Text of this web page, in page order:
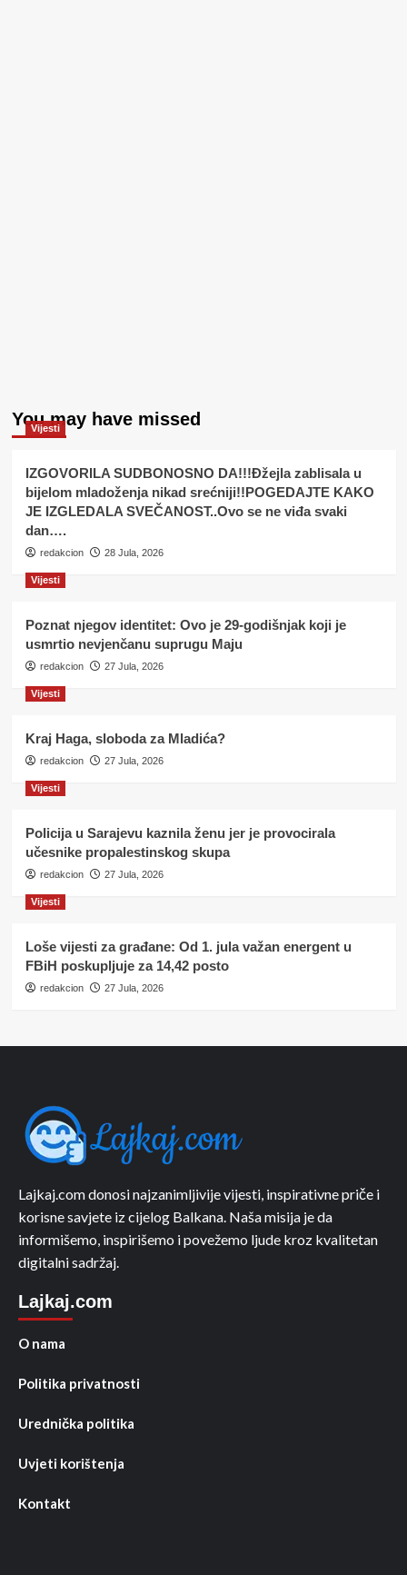
You may have missed
Vijesti
IZGOVORILA SUDBONOSNO DA!!!Đžejla zablisala u
bijelom mladoženja nikad srećniji!!POGEDAJTE KAKO
JE IZGLEDALA SVEČANOST..Ovo se ne viđa svaki
dan….
redakcion 28 Jula, 2026
Vijesti
Poznat njegov identitet: Ovo je 29-godišnjak koji je
usmrtio nevjenčanu suprugu Maju
redakcion 27 Jula, 2026
Vijesti
Kraj Haga, sloboda za Mladića?
redakcion 27 Jula, 2026
Vijesti
Policija u Sarajevu kaznila ženu jer je provocirala
učesnike propalestinskog skupa
redakcion 27 Jula, 2026
Vijesti
Loše vijesti za građane: Od 1. jula važan energent u
FBiH poskupljuje za 14,42 posto
redakcion 27 Jula, 2026
Lajkaj.com donosi najzanimljivije vijesti, inspirativne priče i
korisne savjete iz cijelog Balkana. Naša misija je da
informišemo, inspirišemo i povežemo ljude kroz kvalitetan
digitalni sadržaj.
Lajkaj.com
O nama
Politika privatnosti
Urednička politika
Uvjeti korištenja
Kontakt